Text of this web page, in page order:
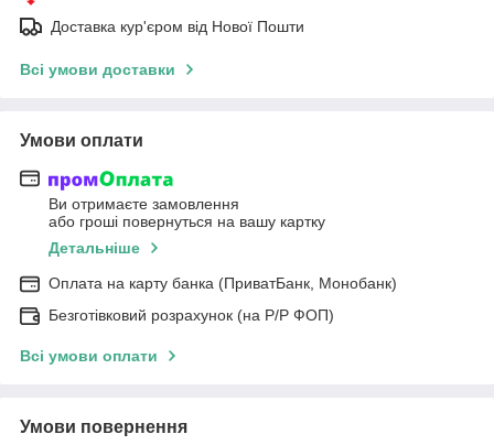
Доставка кур'єром від Нової Пошти
Всі умови доставки
Умови оплати
Ви отримаєте замовлення
або гроші повернуться на вашу картку
Детальніше
Оплата на карту банка (ПриватБанк, Монобанк)
Безготівковий розрахунок (на Р/Р ФОП)
Всі умови оплати
Умови повернення